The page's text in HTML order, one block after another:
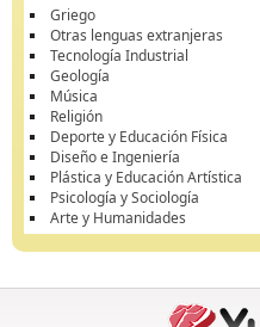
Griego
Otras lenguas extranjeras
Tecnología Industrial
Geología
Música
Religión
Deporte y Educación Física
Diseño e Ingeniería
Plástica y Educación Artística
Psicología y Sociología
Arte y Humanidades